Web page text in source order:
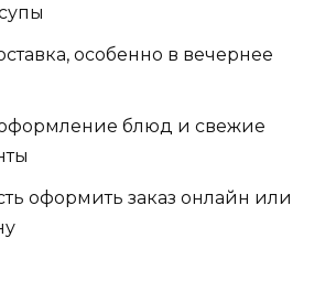
особенно в вечернее
блюд и свежие
оформить заказ онлайн или